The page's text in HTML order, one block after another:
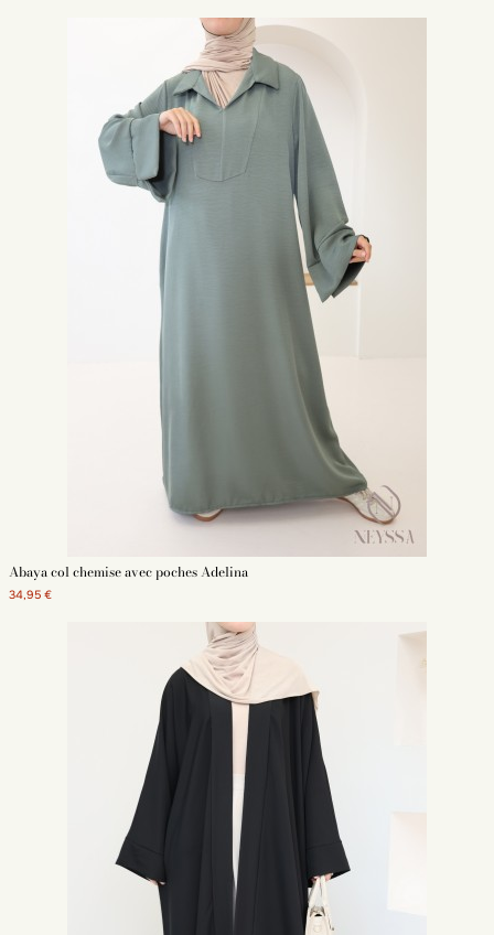
Abaya col chemise avec poches Adelina
34,95 €